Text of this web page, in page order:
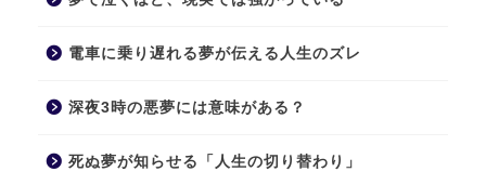
電車に乗り遅れる夢が伝える人生のズレ
深夜3時の悪夢には意味がある？
死ぬ夢が知らせる「人生の切り替わり」